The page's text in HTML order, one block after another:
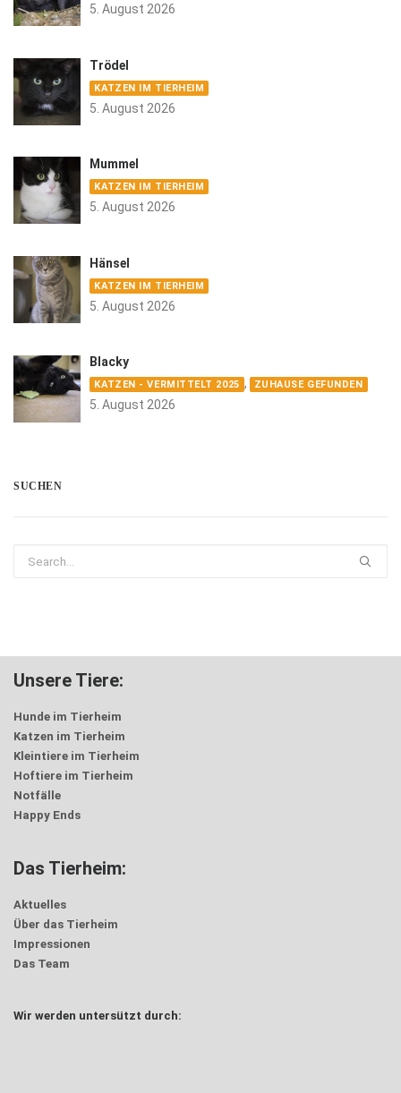
5. August 2026
Trödel
KATZEN IM TIERHEIM
5. August 2026
Mummel
KATZEN IM TIERHEIM
5. August 2026
Hänsel
KATZEN IM TIERHEIM
5. August 2026
Blacky
KATZEN - VERMITTELT 2025 , ZUHAUSE GEFUNDEN
5. August 2026
SUCHEN
Unsere Tiere:
Hunde im Tierheim
Katzen im Tierheim
Kleintiere im Tierheim
Hoftiere im Tierheim
Notfälle
Happy Ends
Das Tierheim:
Aktuelles
Über das Tierheim
Impressionen
Das Team
Wir werden untersützt durch: